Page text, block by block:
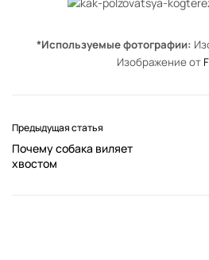
*Используемые фотографии:
Изображение от
Предыдущая статья
Почему собака виляет
хвостом